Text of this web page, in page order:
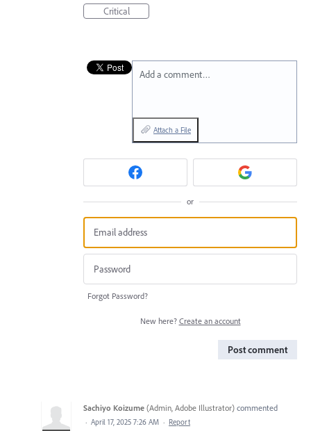
Critical
Add a comment…
Attach a File
or
Forgot Password?
New here? Create an account
Post comment
Sachiyo Koizume (Admin, Adobe Illustrator) commented
· April 17, 2025 7:26 AM · Report